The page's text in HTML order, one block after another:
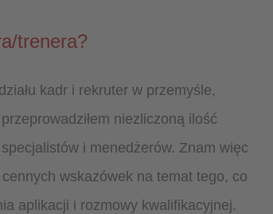
trenera?
kadr i rekruter w przemyśle,
niezliczoną ilość
i menedżerów. Znam więc
wskazówek na temat tego, co
aplikacji i rozmowy kwalifikacyjnej.